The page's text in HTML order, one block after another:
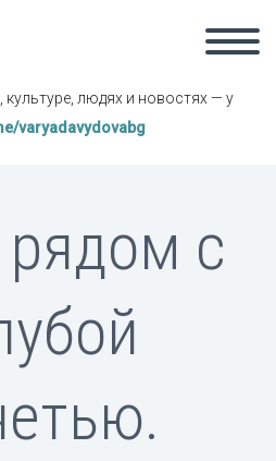
культуре, людях и новостях — у
varyadavydovabg
с